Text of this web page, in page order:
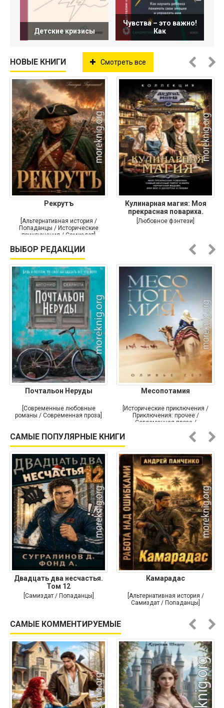
Детские кризисы
Чувства – это важно!
Как
НОВЫЕ КНИГИ Смотреть все
Рекрутъ
[Альтернативная история /
Попаданцы / Исторические
приключения / Самиздат]
Кулинарная магия: Моя
прекрасная повариха.
Самый
[Любовное фэнтези]
ВЫБОР РЕДАКЦИИ
Почтальон Неруды
[Современные любовные
романы / Современная проза]
Месопотамия
[Исторические приключения /
Приключения: прочее /
Современная проза /
САМЫЕ ПОПУЛЯРНЫЕ КНИГИ
Двадцать два несчастья.
Том 12
[Самиздат / Попаданцы]
Камарадас
[Альтернативная история /
Самиздат / Попаданцы]
САМЫЕ КОММЕНТИРУЕМЫЕ